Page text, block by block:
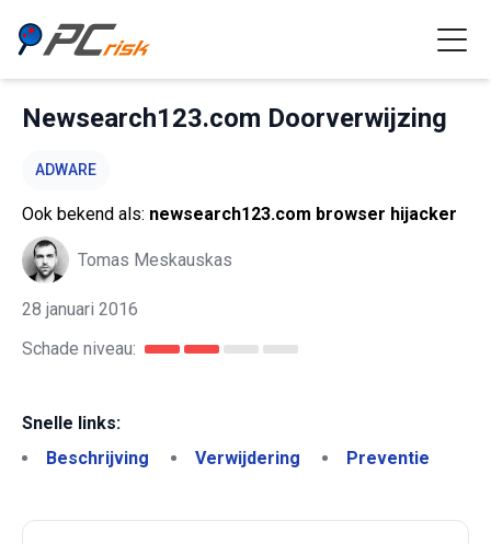
Newsearch123.com Doorverwijzing
ADWARE
Ook bekend als: newsearch123.com browser hijacker
Tomas Meskauskas
28 januari 2016
Schade niveau:
Snelle links:
Beschrijving
Verwijdering Preventie